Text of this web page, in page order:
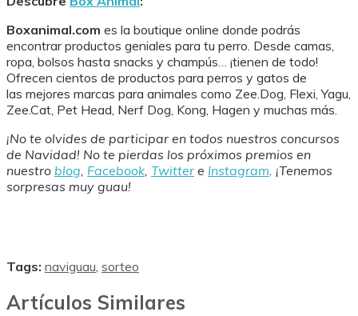
Boxanimal.com es la boutique online donde podrás
encontrar productos geniales para tu perro. Desde camas,
ropa, bolsos hasta snacks y champús… ¡tienen de todo!
Ofrecen cientos de productos para perros y gatos de
las mejores marcas para animales como Zee.Dog, Flexi, Yagu,
Zee.Cat, Pet Head, Nerf Dog, Kong, Hagen y muchas más.
¡No te olvides de participar en todos nuestros concursos
de Navidad! No te pierdas los próximos premios en
nuestro blog Facebook Twitter e Instagram . ¡Tenemos
sorpresas muy guau!
Tags: naviguau sorteo
Artículos Similares